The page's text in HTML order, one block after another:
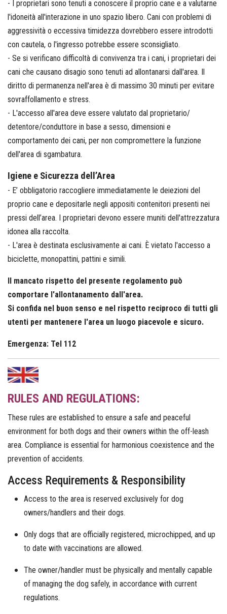
- I proprietari sono tenuti a conoscere il proprio cane e a valutarne
l'idoneità all'interazione in uno spazio libero. Cani con problemi di
aggressività o eccessiva timidezza dovrebbero essere introdotti
con cautela, o l'ingresso potrebbe essere sconsigliato.
- Se si verificano difficoltà di convivenza tra i cani, i proprietari dei
cani che causano disagio sono tenuti ad allontanarsi dall'area. Il
diritto di permanenza nell'area è di massimo 30 minuti per evitare
sovraffollamento e stress.
- L'accesso all'area deve essere valutato dal proprietario/
detentore/conduttore in base a sesso, dimensioni e
comportamento dei cani, per non compromettere la funzione
dell'area di sgambatura.
Igiene e Sicurezza dell’Area
- E’ obbligatorio raccogliere immediatamente le deiezioni del
proprio cane e depositarle negli appositi contenitori presenti nei
pressi dell’area. I proprietari devono essere muniti dell'attrezzatura
idonea alla raccolta.
- L'area è destinata esclusivamente ai cani. È vietato l'accesso a
biciclette, monopattini, pattini e simili.
Il mancato rispetto del presente regolamento può
comportare l'allontanamento dall'area.
Si confida nel buon senso e nel rispetto reciproco di tutti gli
utenti per mantenere l'area un luogo piacevole e sicuro.
Emergenza: Tel 112
RULES AND REGULATIONS:
These rules are established to ensure a safe and peaceful
environment for both dogs and their owners within the off-leash
area. Compliance is essential for harmonious coexistence and the
prevention of accidents.
Access Requirements & Responsibility
Access to the area is reserved exclusively for dog
owners/handlers and their dogs.
Only dogs that are officially registered, microchipped, and up
to date with vaccinations are allowed.
The owner/handler must be physically and mentally capable
of managing the dog safely, in accordance with current
regulations.